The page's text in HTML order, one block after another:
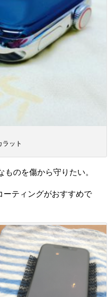
ラット
のを傷から守りたい。
ーティングがおすすめで